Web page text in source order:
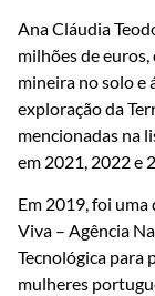
Ana Cláudia
milhões de
mineira no solo e
exploração da
mencionadas na
em 2021, 2022 e
Em 2019, foi
Viva – Agência
Tecnológica para
mulheres